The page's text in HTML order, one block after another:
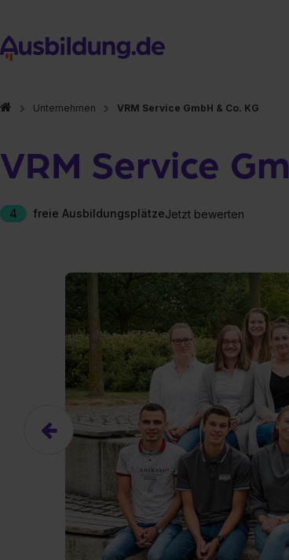
Unternehmen VRM Service GmbH & Co. KG
VRM Service
4 freie AusbildungsplätzeJetzt bewerten
Hier gibt es
Das hier ist ein
Ja, ich
Ich bin damit
an Drittplattformen